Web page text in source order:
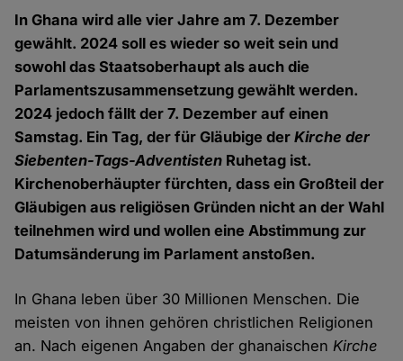
In Ghana wird alle vier Jahre am 7. Dezember
gewählt. 2024 soll es wieder so weit sein und
sowohl das Staatsoberhaupt als auch die
Parlamentszusammensetzung gewählt werden.
2024 jedoch fällt der 7. Dezember auf einen
Samstag. Ein Tag, der für Gläubige derKirche der
Siebenten-Tags-Adventisten Ruhetag ist.
Kirchenoberhäupter fürchten, dass ein Großteil der
Gläubigen aus religiösen Gründen nicht an der Wahl
teilnehmen wird und wollen eine Abstimmung zur
Datumsänderung im Parlament anstoßen.
In Ghana leben über 30 Millionen Menschen. Die
meisten von ihnen gehören christlichen Religionen
an. Nach eigenen Angaben der ghanaischenKirche